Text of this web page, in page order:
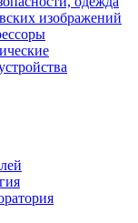
изображений